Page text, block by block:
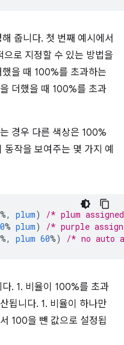
줍니다. 첫 번째 예시에서
로 지정할 수 있는 방법을
을 때 100%를 초과하는
더했을 때 100%를 초과
경우 다른 색상은 100%
작을 보여주는 몇 가지 예
%, plum)
/* plum
% plum)
/* purple
%, plum 60%) /* no auto
. 1. 비율이 100%를 초과
됩니다. 1. 비율이 하나만
100을 뺀 값으로 설정됩